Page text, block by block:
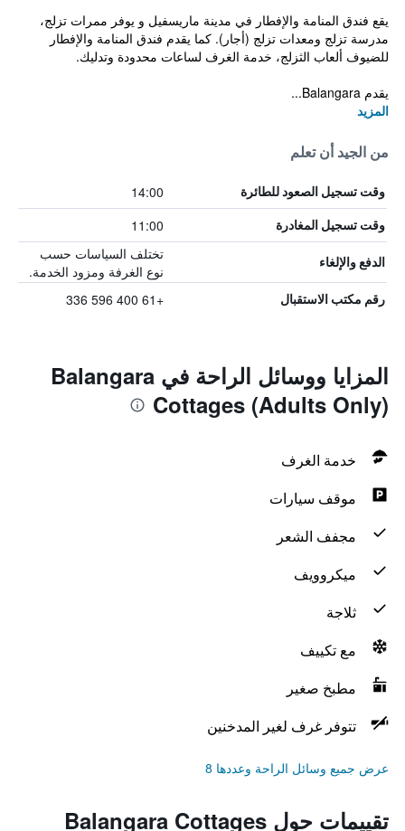
يقع فندق المنامة والإفطار في مدينة ماريسفيل و يوفر ممرات تزلج،
مدرسة تزلج ومعدات تزلج (أجار). كما يقدم فندق المنامة والإفطار
للضيوف ألعاب الثزلج، خدمة الغرف لساعات محدودة وتدليك.
يقدم Balangara...
المزيد
من الجيد أن تعلم
وقت تسجيل الصعود للطائرة 14:00
وقت تسجيل المغادرة 11:00
الدفع والإلغاء
تختلف السياسات حسب
نوع الغرفة ومزود الخدمة.
رقم مكتب الاستقبال +61 400 596 336
المزايا ووسائل الراحة في Balangara
Cottages (Adults Only)
خدمة الغرف
موقف سيارات
مجفف الشعر
ميكروويف
ثلاجة
مع تكييف
مطبخ صغير
تتوفر غرف لغير المدخنين
عرض جميع وسائل الراحة وعددها 8
تقييمات حول Balangara Cottages